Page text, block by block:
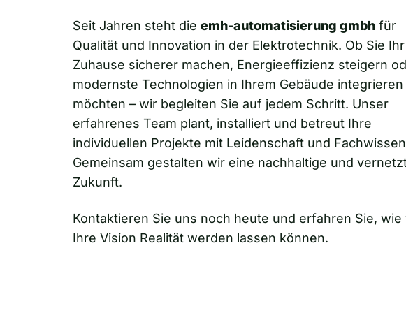
Seit Jahren steht die emh-automatisierung gmbh für
Qualität und Innovation in der Elektrotechnik. Ob Sie Ihr
Zuhause sicherer machen, Energieeffizienz steigern
modernste Technologien in Ihrem Gebäude integrieren
möchten – wir begleiten Sie auf jedem Schritt. Unser
erfahrenes Team plant, installiert und betreut Ihre
individuellen Projekte mit Leidenschaft und
Gemeinsam gestalten wir eine nachhaltige und
Zukunft.
Kontaktieren Sie uns noch heute und erfahren Sie, wie
Ihre Vision Realität werden lassen können.